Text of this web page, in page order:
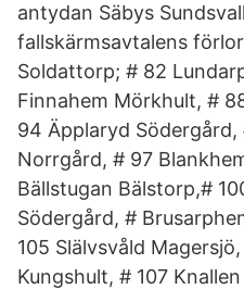
antydan Säbys
fallskärmsavtalens
Soldattorp; # 82
Finnahem Mörkhult, #
94 Äpplaryd
Norrgård, # 97
Bällstugan Bälstorp,#
Södergård, #
105 Slälvsvåld
Kungshult, # 107